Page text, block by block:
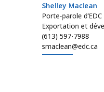
Shelley Maclean
Porte-parole d’EDC
Exportation et
(613) 597-7988
smaclean@edc.ca